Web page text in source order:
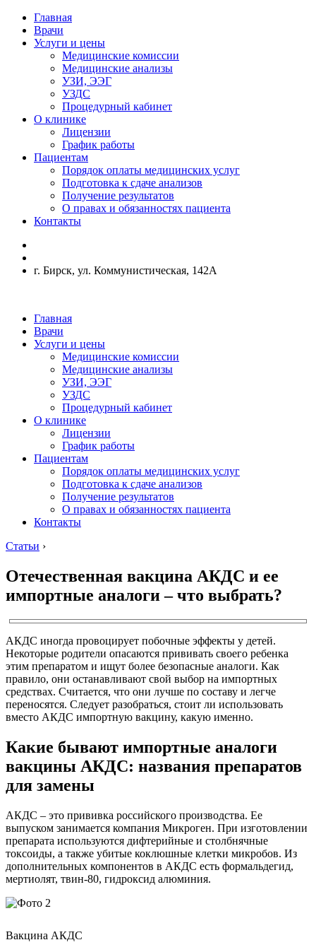
Главная
Врачи
Услуги и цены
Медицинские комиссии
Медицинские анализы
УЗИ, ЭЭГ
УЗДС
Процедурный кабинет
О клинике
Лицензии
График работы
Пациентам
Порядок оплаты медицинских услуг
Подготовка к сдаче анализов
Получение результатов
О правах и обязанностях пациента
Контакты
г. Бирск, ул. Коммунистическая, 142А
Главная
Врачи
Услуги и цены
Медицинские комиссии
Медицинские анализы
УЗИ, ЭЭГ
УЗДС
Процедурный кабинет
О клинике
Лицензии
График работы
Пациентам
Порядок оплаты медицинских услуг
Подготовка к сдаче анализов
Получение результатов
О правах и обязанностях пациента
Контакты
Статьи ›
Отечественная вакцина АКДС и ее
импортные аналоги – что выбрать?
АКДС иногда провоцирует побочные эффекты у детей.
Некоторые родители опасаются прививать своего ребенка
этим препаратом и ищут более безопасные аналоги. Как
правило, они останавливают свой выбор на импортных
средствах. Считается, что они лучше по составу и легче
переносятся. Следует разобраться, стоит ли использовать
вместо АКДС импортную вакцину, какую именно.
Какие бывают импортные аналоги
вакцины АКДС: названия препаратов
для замены
АКДС – это прививка российского производства. Ее
выпуском занимается компания Микроген. При изготовлении
препарата используются дифтерийные и столбнячные
токсоиды, а также убитые коклюшные клетки микробов. Из
дополнительных компонентов в АКДС есть формальдегид,
мертиолят, твин-80, гидроксид алюминия.
Вакцина АКДС